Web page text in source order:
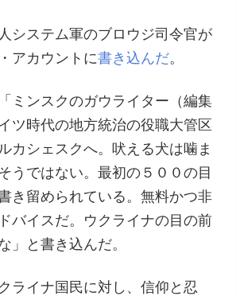
システム軍のブロウジ司令官が
アカウントに書き込んだ。
ミンスクのガウライター（編集
ツ時代の地方統治の役職大管区
カシェスクへ。吠える犬は噛ま
うではない。最初の５００の目
き留められている。無料かつ非
バイスだ。ウクライナの目の前
」と書き込んだ。
ライナ国民に対し、信仰と忍